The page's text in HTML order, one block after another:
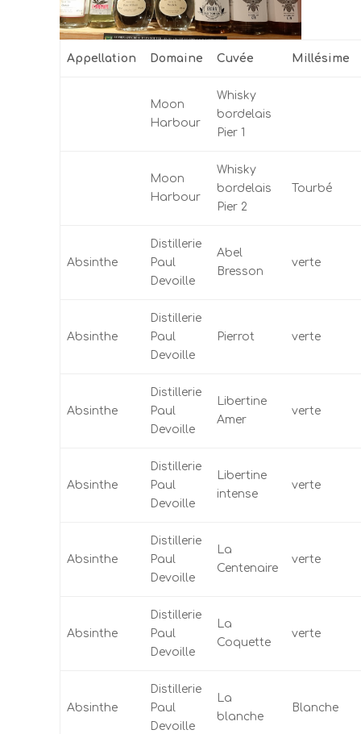
Appellation Domaine Cuvée Millésime
Moon
Harbour
Whisky
bordelais
Pier 1
Moon
Harbour
Whisky
bordelais
Pier 2
Tourbé
Absinthe
Distillerie
Paul
Devoille
Abel
Bresson
verte
Absinthe
Distillerie
Paul
Devoille
Pierrot verte
Absinthe
Distillerie
Paul
Devoille
Libertine
Amer
verte
Absinthe
Distillerie
Paul
Devoille
Libertine
intense
verte
Absinthe
Distillerie
Paul
Devoille
La
Centenaire
verte
Absinthe
Distillerie
Paul
Devoille
La
Coquette
verte
Absinthe
Distillerie
Paul
Devoille
La
blanche
Blanche